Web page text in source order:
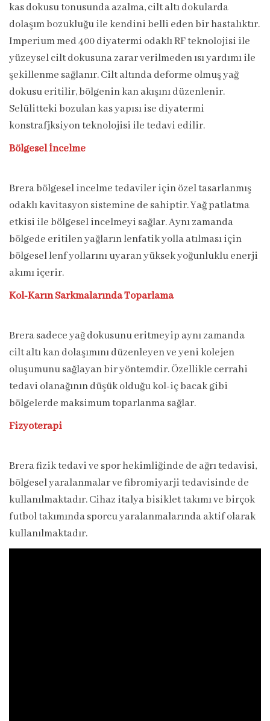
kas dokusu tonusunda azalma, cilt altı dokularda
dolaşım bozukluğu ile kendini belli eden bir hastalıktır.
Imperium med 400 diyatermi odaklı RF teknolojisi ile
yüzeysel cilt dokusuna zarar verilmeden ısı yardımı ile
şekillenme sağlanır. Cilt altında deforme olmuş yağ
dokusu eritilir, bölgenin kan akışını düzenlenir.
Selülitteki bozulan kas yapısı ise diyatermi
konstrafjksiyon teknolojisi ile tedavi edilir.
Bölgesel İncelme
Brera bölgesel incelme tedaviler için özel tasarlanmış
odaklı kavitasyon sistemine de sahiptir. Yağ patlatma
etkisi ile bölgesel incelmeyi sağlar. Aynı zamanda
bölgede eritilen yağların lenfatik yolla atılması için
bölgesel lenf yollarını uyaran yüksek yoğunluklu enerji
akımı içerir.
Kol-Karın Sarkmalarında Toparlama
Brera sadece yağ dokusunu eritmeyip aynı zamanda
cilt altı kan dolaşımını düzenleyen ve yeni kolejen
oluşumunu sağlayan bir yöntemdir. Özellikle cerrahi
tedavi olanağının düşük olduğu kol-iç bacak gibi
bölgelerde maksimum toparlanma sağlar.
Fizyoterapi
Brera fizik tedavi ve spor hekimliğinde de ağrı tedavisi,
bölgesel yaralanmalar ve fibromiyarji tedavisinde de
kullanılmaktadır. Cihaz italya bisiklet takımı ve birçok
futbol takımında sporcu yaralanmalarında aktif olarak
kullanılmaktadır.